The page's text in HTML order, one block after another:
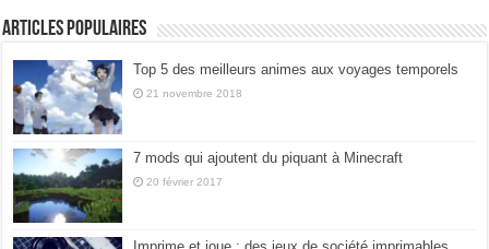
Articles populaires
Top 5 des meilleurs animes aux voyages temporels
21 novembre 2018
7 mods qui ajoutent du piquant à Minecraft
20 février 2017